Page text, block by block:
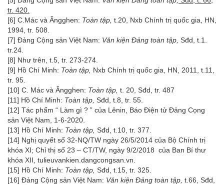
tr. 420.
[6] C.Mác và Ăngghen: Toàn tập, t.20, Nxb Chính trị quốc gia, HN,
1994, tr. 508.
[7] Đảng Cộng sản Việt Nam: Văn kiện Đảng toàn tập, Sđd, t.1.
tr.24.
[8] Như trên, t.5, tr. 273-274.
[9] Hồ Chí Minh: Toàn tập, Nxb Chính trị quốc gia, HN, 2011, t.11,
tr. 95.
[10] C. Mác và Ăngghen: Toàn tập, t. 20, Sđd, tr. 487
[11] Hồ Chí Minh: Toàn tập, Sđd, t.8, tr. 55.
[12] Tác phẩm “ Làm gì ? ” của Lênin, Báo Điện tử Đảng Cọng
sản Việt Nam, 1-6-2020.
[13] Hồ Chí Minh: Toàn tập, Sđd, t.10, tr. 377.
[14] Nghị quyết số 32-NQ/TW ngày 26/5/2014 của Bộ Chính trị
khóa XI; Chỉ thị số 23 – CT/TW, ngày 9/2/2018 của Ban Bí thư
khóa XII, tulieuvankien.dangcongsan.vn.
[15] Hồ Chí Minh: Toàn tập, Sđd, t.15, tr. 325.
[16] Đảng Cộng sản Việt Nam: Văn kiện Đảng toàn tập, t.66, Sđd,